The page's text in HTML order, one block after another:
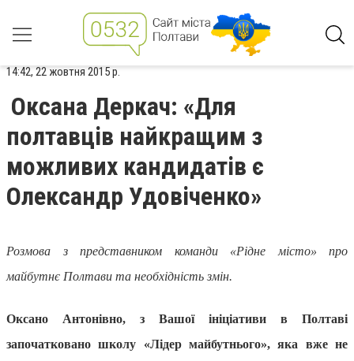
14:42, 22 жовтня 2015 р.
Оксана Деркач: «Для
полтавців найкращим з
можливих кандидатів є
Олександр Удовіченко»
Розмова з представником команди «Рідне місто» про
майбутнє Полтави та необхідність змін.
Оксано Антонівно, з Вашої ініціативи в Полтаві
започатковано школу «Лідер майбутнього», яка вже не